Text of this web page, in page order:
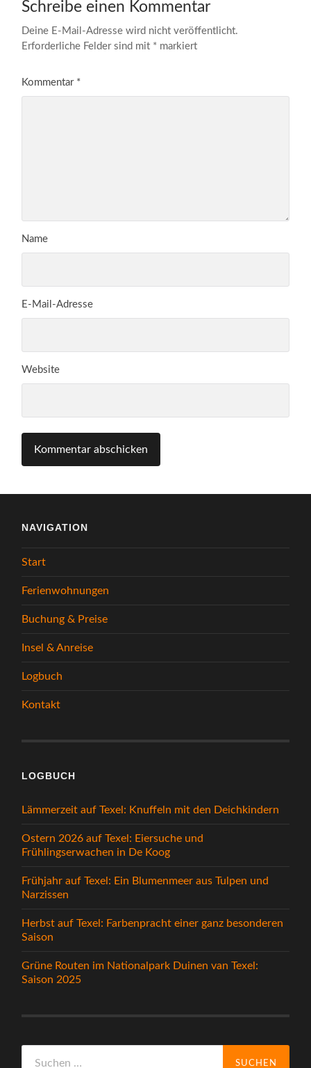
Schreibe einen Kommentar
Deine E-Mail-Adresse wird nicht veröffentlicht.
Erforderliche Felder sind mit * markiert
Kommentar *
Name
E-Mail-Adresse
Website
NAVIGATION
Start
Ferienwohnungen
Buchung & Preise
Insel & Anreise
Logbuch
Kontakt
LOGBUCH
Lämmerzeit auf Texel: Knuffeln mit den Deichkindern
Ostern 2026 auf Texel: Eiersuche und
Frühlingserwachen in De Koog
Frühjahr auf Texel: Ein Blumenmeer aus Tulpen und
Narzissen
Herbst auf Texel: Farbenpracht einer ganz besonderen
Saison
Grüne Routen im Nationalpark Duinen van Texel:
Saison 2025